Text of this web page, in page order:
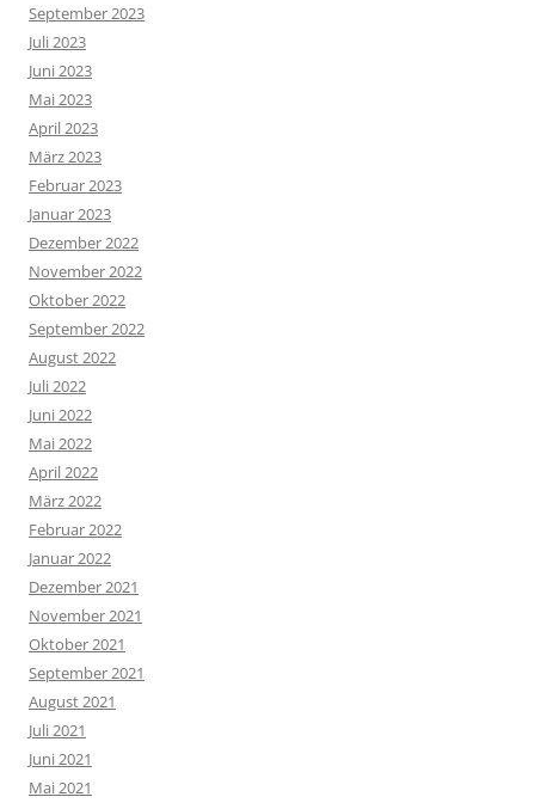
September 2023
Juli 2023
Juni 2023
Mai 2023
April 2023
März 2023
Februar 2023
Januar 2023
Dezember 2022
November 2022
Oktober 2022
September 2022
August 2022
Juli 2022
Juni 2022
Mai 2022
April 2022
März 2022
Februar 2022
Januar 2022
Dezember 2021
November 2021
Oktober 2021
September 2021
August 2021
Juli 2021
Juni 2021
Mai 2021